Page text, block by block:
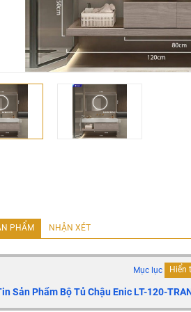
PHẨM NHẬN XÉT
Mục lục Hiển
Sản Phẩm Bộ Tủ Chậu Enic LT-120-